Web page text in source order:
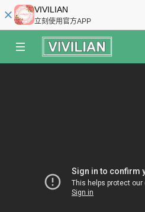
VIVILIAN
立刻使用官方APP